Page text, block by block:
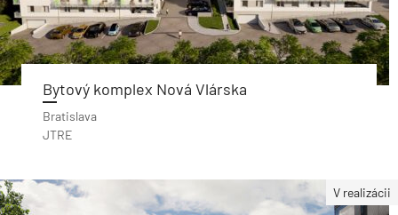
Bytový komplex Nová Vlárska
Bratislava
JTRE
V realizácii